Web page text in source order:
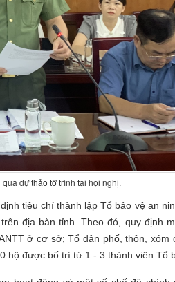
dự thảo tờ trình tại hội nghị.
tiêu chí thành lập Tổ bảo vệ an
địa bàn tỉnh. Theo đó, quy định
ở cơ sở; Tổ dân phố, thôn, xóm
hộ được bố trí từ 1 - 3 thành viên Tổ